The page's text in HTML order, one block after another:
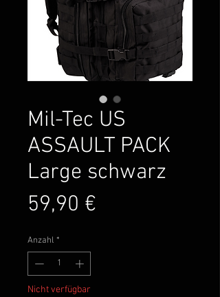
Mil-Tec US
ASSAULT PACK
Large schwarz
59,90 €
Anzahl *
Nicht verfügbar